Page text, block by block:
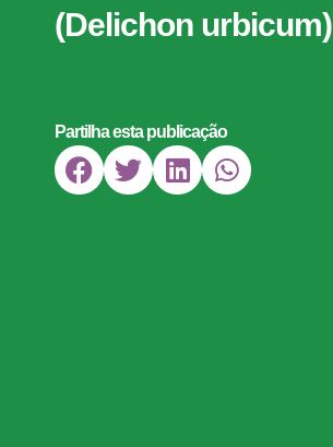
(Delichon urbicum)
Partilha esta publicação